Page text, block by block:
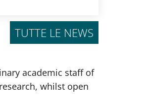
TUTTE LE NEWS
academic staff of
whilst open